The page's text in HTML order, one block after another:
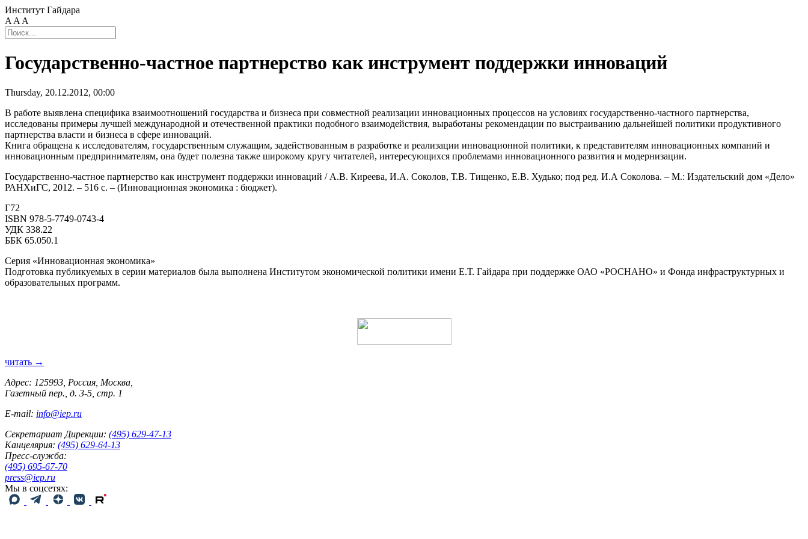
Институт Гайдара
A A A
Государственно-частное партнерство как инструмент поддержки инноваций
Thursday, 20.12.2012, 00:00
В работе выявлена специфика взаимоотношений государства и бизнеса при совместной реализации инновационных процессов на условиях государственно-частного партнерства,
исследованы примеры лучшей международной и отечественной практики подобного взаимодействия, выработаны рекомендации по выстраиванию дальнейшей политики продуктивного
партнерства власти и бизнеса в сфере инноваций.
Книга обращена к исследователям, государственным служащим, задействованным в разработке и реализации инновационной политики, к представителям инновационных компаний и
инновационным предпринимателям, она будет полезна также широкому кругу читателей, интересующихся проблемами инновационного развития и модернизации.
Государственно-частное партнерство как инструмент поддержки инноваций / А.В. Киреева, И.А. Соколов, Т.В. Тищенко, Е.В. Худько; под ред. И.А Соколова. – М.: Издательский дом «Дело»
РАНХиГС, 2012. – 516 с. – (Инновационная экономика : бюджет).
Г72
ISBN 978-5-7749-0743-4
УДК 338.22
ББК 65.050.1
Серия «Инновационная экономика»
Подготовка публикуемых в серии материалов была выполнена Институтом экономической политики имени Е.Т. Гайдара при поддержке ОАО «РОСНАНО» и Фонда инфраструктурных и
образовательных программ.
читать →
Адрес: 125993, Россия, Москва,
Газетный пер., д. 3-5, стр. 1
E-mail: info@iep.ru
Секретариат Дирекции: (495) 629-47-13
Канцелярия: (495) 629-64-13
Пресс-служба:
(495) 695-67-70
press@iep.ru
Мы в соцсетях: